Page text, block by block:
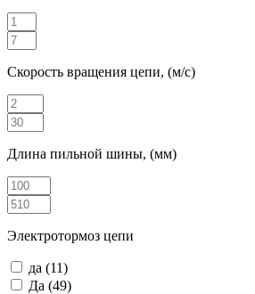
Скорость вращения цепи, (м/с)
Длина пильной шины, (мм)
Электротормоз цепи
да (11)
Да (49)